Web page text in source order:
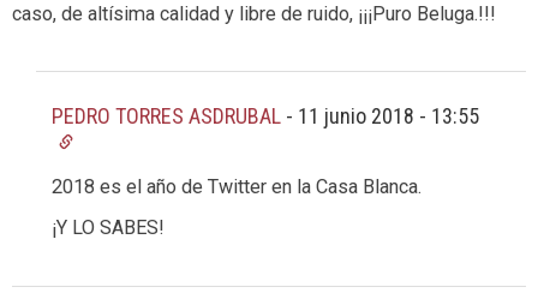
caso, de altísima calidad y libre de ruido, ¡¡¡Puro Beluga.!!!
PEDRO TORRES ASDRUBAL - 11 junio 2018 - 13:55
2018 es el año de Twitter en la Casa Blanca.
¡Y LO SABES!